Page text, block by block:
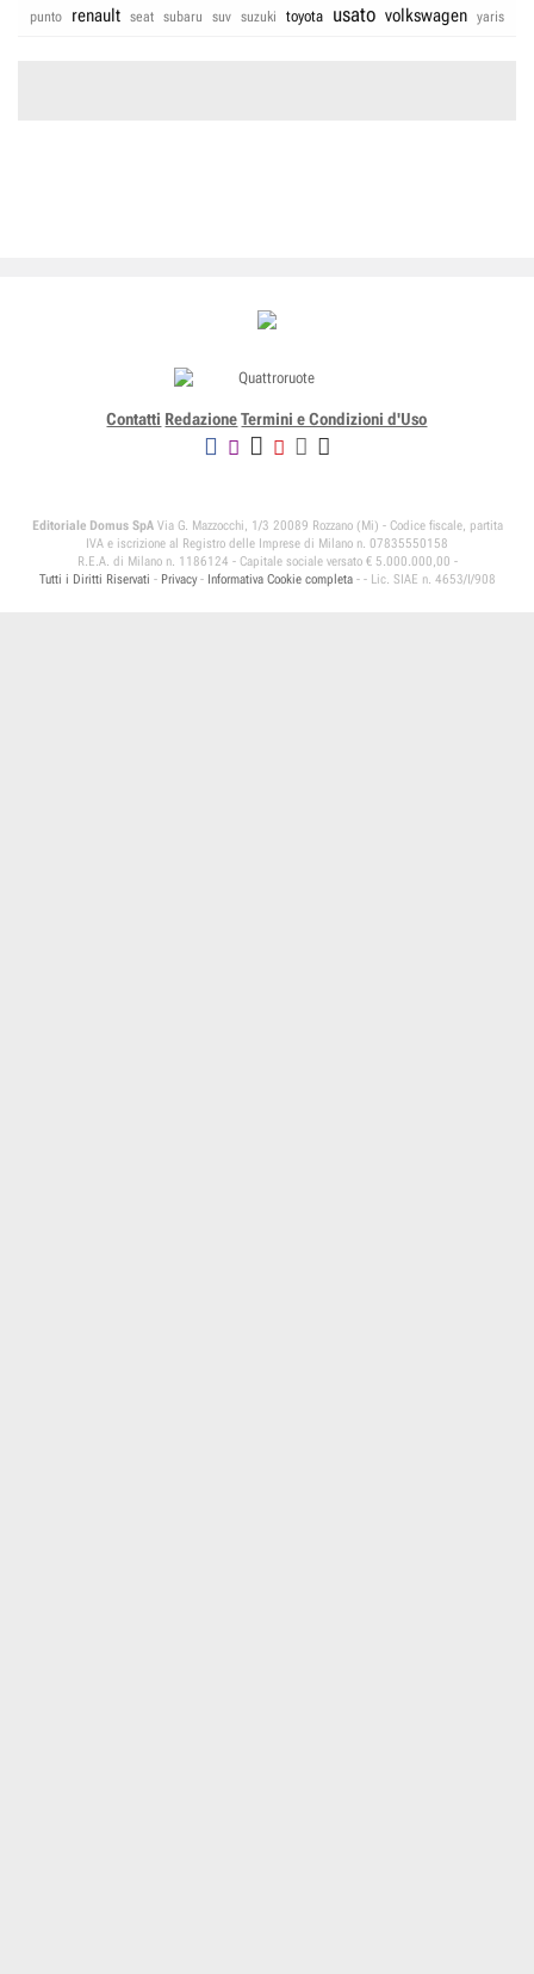
punto
renault seat subaru suv suzuki toyota usato volkswagen yaris
Contatti Redazione Termini e Condizioni d'Uso
Editoriale Domus SpAVia G. Mazzocchi, 1/3 20089 Rozzano (Mi) - Codice fiscale, partita
IVA e iscrizione al Registro delle Imprese di Milano n. 07835550158
R.E.A. di Milano n. 1186124 - Capitale sociale versato € 5.000.000,00 -
Tutti i Diritti Riservati - Privacy- Informativa Cookie completa- - Lic. SIAE n. 4653/I/908